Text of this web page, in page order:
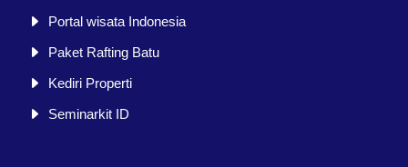
Portal wisata Indonesia
Paket Rafting Batu
Kediri Properti
Seminarkit ID